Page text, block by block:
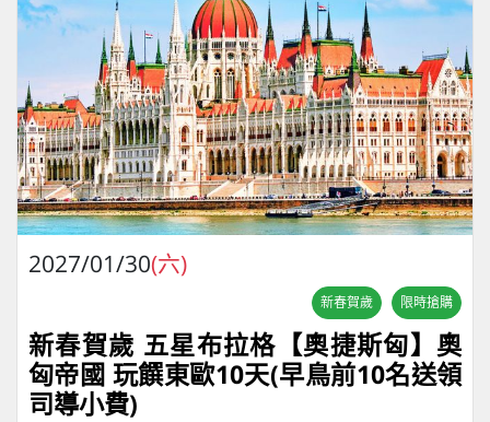
2027/01/30(六)
新春賀歲 限時搶購
新春賀歲 五星布拉格【奧捷斯匈】奧
匈帝國 玩饌東歐10天(早鳥前10名送領
司導小費)